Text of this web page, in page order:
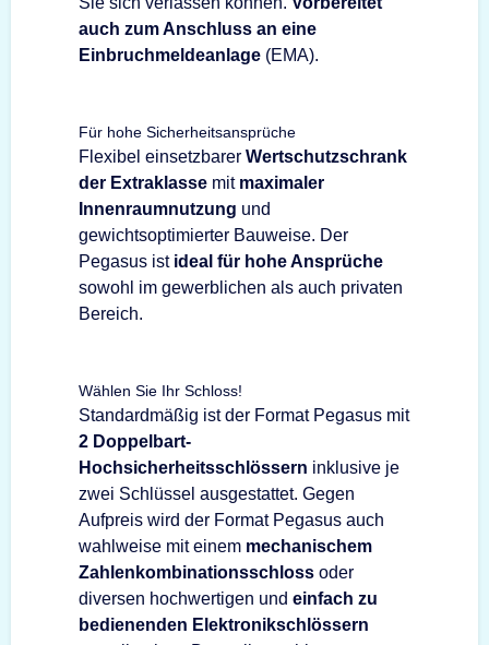
auch zum Anschluss an eine
Einbruchmeldeanlage (EMA).
Für hohe Sicherheitsansprüche
Flexibel einsetzbarer Wertschutzschrank
der Extraklasse mit maximaler
Innenraumnutzung und
gewichtsoptimierter Bauweise. Der
Pegasus ist ideal für hohe Ansprüche
sowohl im gewerblichen als auch privaten
Bereich.
Wählen Sie Ihr Schloss!
Standardmäßig ist der Format Pegasus mit
2 Doppelbart-
Hochsicherheitsschlössern inklusive je
zwei Schlüssel ausgestattet. Gegen
Aufpreis wird der Format Pegasus auch
wahlweise mit einem mechanischem
Zahlenkombinationsschloss oder
diversen hochwertigen und einfach zu
bedienenden Elektronikschlössern